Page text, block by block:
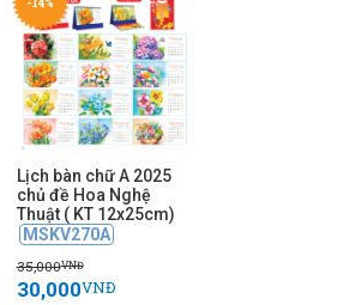
Lịch bàn chữ A 2025
chủ đề Hoa Nghệ
Thuật ( KT 12x25cm)
MSKV270A
35,000VNĐ
30,000VNĐ